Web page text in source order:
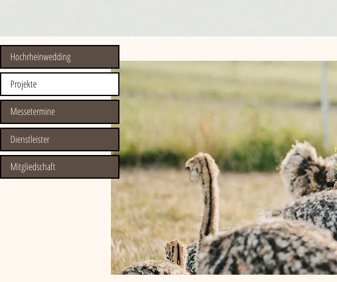
Hochrheinwedding
Projekte
Messetermine
Dienstleister
Mitgliedschaft